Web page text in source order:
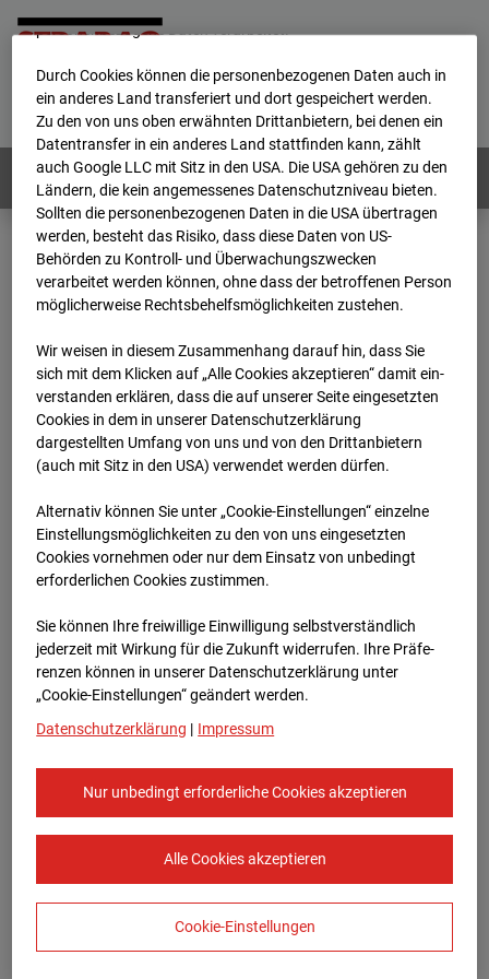
Home E-Mail Impressum
Login
Deutsch / English
Webcams: Alle Länder
Home
Deutschland
BC-120 - BV W2 Campus BT 1-3
Archiv
2024
08:05
BC-120 - BV W2
Campus BT 1-3
Stuttgart
Zur Übersicht
Europe/Berlin
personenbezogene Daten verarbeitet.
Durch Cookies können die personenbezogenen Daten auch in
ein anderes Land transferiert und dort gespeichert werden.
Zu den von uns oben erwähnten Drittanbietern, bei denen ein
Datentransfer in ein anderes Land stattfinden kann, zählt
auch Google LLC mit Sitz in den USA. Die USA gehören zu den
Ländern, die kein angemessenes Datenschutzniveau bieten.
Sollten die personenbezogenen Daten in die USA übertragen
werden, besteht das Risiko, dass diese Daten von US-
Behörden zu Kontroll- und Überwachungszwecken
verarbeitet werden können, ohne dass der betroffenen Person
möglicherweise Rechtsbehelfsmöglichkeiten zustehen.
Wir weisen in diesem Zusammenhang darauf hin, dass Sie
sich mit dem Klicken auf „Alle Cookies akzeptieren“ damit ein­
ver­standen erklären, dass die auf unserer Seite eingesetzten
Cookies in dem in unserer Datenschutzerklärung
dargestellten Umfang von uns und von den Drittanbietern
(auch mit Sitz in den USA) verwendet werden dürfen.
Alternativ können Sie unter „Cookie-Einstellungen“ einzelne
Einstellungsmöglichkeiten zu den von uns eingesetzten
Cookies vornehmen oder nur dem Einsatz von unbedingt
erforderlichen Cookies zustimmen.
Sie können Ihre freiwillige Einwilligung selbstverständlich
jederzeit mit Wirkung für die Zukunft widerrufen. Ihre Prä­fe­
renzen können in unserer Datenschutzerklärung unter
„Cookie-Einstellungen“ geändert werden.
Datenschutzerklärung | Impressum
Nur unbedingt erforderliche Cookies akzeptieren
Alle Cookies akzeptieren
Cookie-Einstellungen